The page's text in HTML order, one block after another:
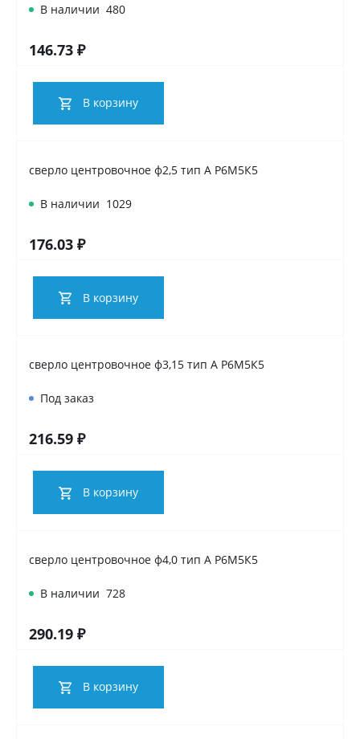
В наличии 480
146.73 ₽
В корзину
сверло центровочное ф2,5 тип А Р6М5К5
В наличии 1029
176.03 ₽
В корзину
сверло центровочное ф3,15 тип А Р6М5К5
Под заказ
216.59 ₽
В корзину
сверло центровочное ф4,0 тип А Р6М5К5
В наличии 728
290.19 ₽
В корзину